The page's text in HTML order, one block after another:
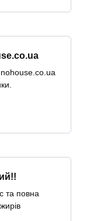
та повна